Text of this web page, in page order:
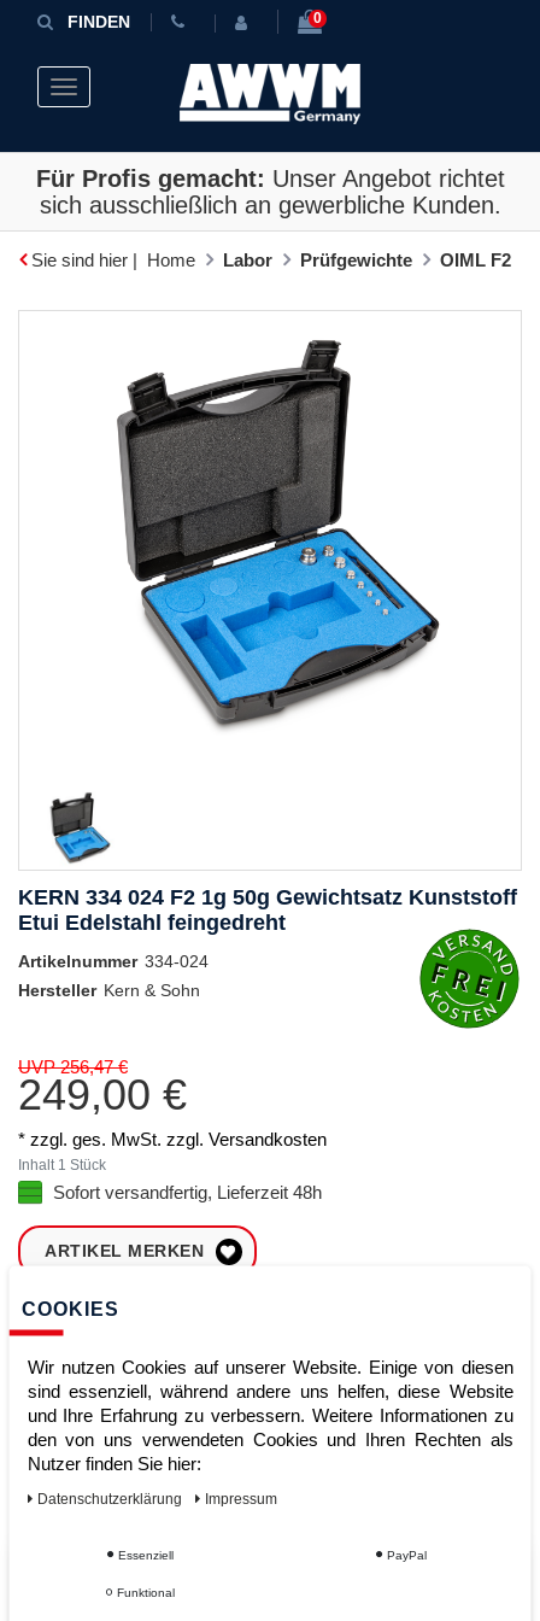
FINDEN 0
Toggle navigation
Für Profis gemacht: Unser Angebot richtet
sich ausschließlich an gewerbliche Kunden.
Sie sind hier | Home Labor Prüfgewichte OIML F2
KERN 334 024 F2 1g 50g Gewichtsatz Kunststoff
Etui Edelstahl feingedreht
Artikelnummer 334-024
Hersteller Kern & Sohn
UVP 256,47 €
249,00 €
* zzgl. ges. MwSt. zzgl. Versandkosten
Inhalt 1 Stück
Sofort versandfertig, Lieferzeit 48h
ARTIKEL MERKEN
ZUM WARENKORB
Sofort lieferbar
Kauf auf Rechnung
COOKIES
Wir nutzen Cookies auf unserer Website. Einige von diesen
sind essenziell, während andere uns helfen, diese Website
und Ihre Erfahrung zu verbessern. Weitere Informationen zu
den von uns verwendeten Cookies und Ihren Rechten als
Nutzer finden Sie hier:
Daten­schutz­erklärung Impressum
Essenziell PayPal
Funktional